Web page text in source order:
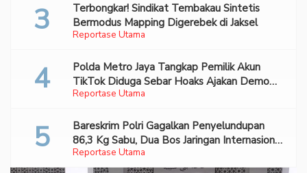
Reportase Utama
Terbongkar! Sindikat Tembakau Sintetis
Bermodus Mapping Digerebek di Jaksel
Reportase Utama
Polda Metro Jaya Tangkap Pemilik Akun
TikTok Diduga Sebar Hoaks Ajakan Demo
Turunkan Prabowo-Gibran
Reportase Utama
Bareskrim Polri Gagalkan Penyelundupan
86,3 Kg Sabu, Dua Bos Jaringan Internasional
Diburu